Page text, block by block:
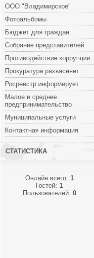
ООО "Владимирское"
Фотоальбомы
Бюджет для граждан
Собрание представителей
Противодействие коррупции
Прокуратура разъясняет
Росреестр информирует
Малое и среднее
предпринимательство
Муниципальные услуги
Контактная информация
СТАТИСТИКА
Онлайн всего: 1
Гостей:1
Пользователей: 0